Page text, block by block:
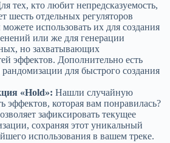
тех, кто любит непредсказуемость,
шесть отдельных регуляторов
использовать их для создания
или же для генерации
но захватывающих
эффектов. Дополнительно есть
рандомизации для быстрого создания
«Hold»: Нашли случайную
эффектов, которая вам понравилась?
зафиксировать текущее
сохраняя этот уникальный
использования в вашем треке.